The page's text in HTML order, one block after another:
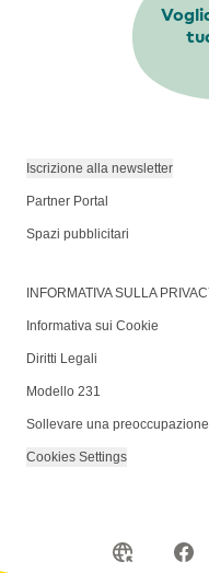
Iscrizione alla newsletter
Partner Portal
Spazi pubblicitari
INFORMATIVA SULLA
Informativa sui Cookie
Diritti Legali
Modello 231
Sollevare una preoccupazione
Cookies Settings